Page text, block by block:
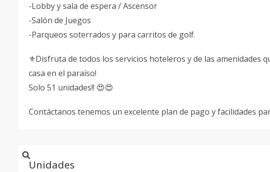
-Lobby y sala de espera / Ascensor
-Salón de Juegos
-Parqueos soterrados y para carritos de golf.
⚜️Disfruta de todos los servicios hoteleros y de las amenidades
casa en el paraíso!
Solo 51 unidades!! 😍😍
Contáctanos tenemos un excelente plan de pago y facilidades
Unidades